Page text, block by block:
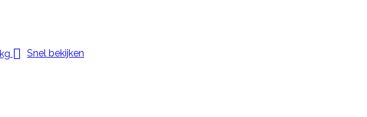
 Snel bekijken